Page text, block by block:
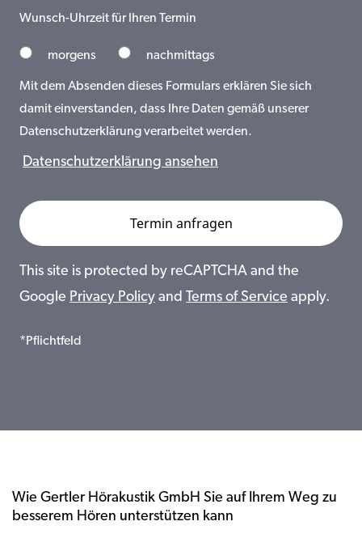
Wunsch-Uhrzeit für Ihren Termin
morgens nachmittags
Mit dem Absenden dieses Formulars erklären Sie sich
damit einverstanden, dass Ihre Daten gemäß unserer
Datenschutzerklärung verarbeitet werden.
Datenschutzerklärung ansehen
This site is protected by reCAPTCHA and the
Google Privacy Policy and Terms of Service apply.
*Pflichtfeld
Wie Gertler Hörakustik GmbH Sie auf Ihrem Weg zu
besserem Hören unterstützen kann